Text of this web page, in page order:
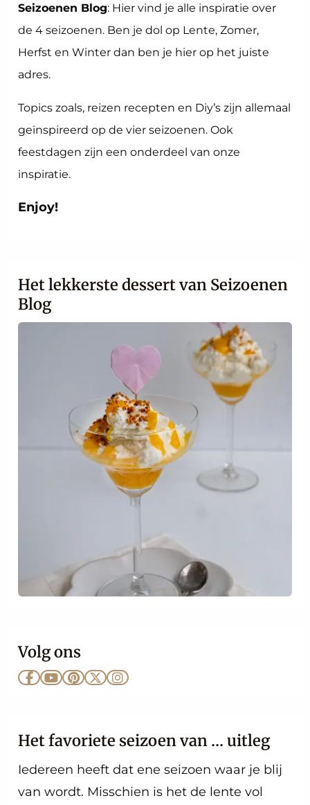
Seizoenen Blog: Hier vind je alle inspiratie over
de 4 seizoenen. Ben je dol op Lente, Zomer,
Herfst en Winter dan ben je hier op het juiste
adres.
Topics zoals, reizen recepten en Diy’s zijn allemaal
geïnspireerd op de vier seizoenen. Ook
feestdagen zijn een onderdeel van onze
inspiratie.
Enjoy!
Het lekkerste dessert van Seizoenen
Blog
Volg ons
Ga Ga Ga Ga Ga
Het favoriete seizoen van … uitleg
Iedereen heeft dat ene seizoen waar je blij
van wordt. Misschien is het de lente vol